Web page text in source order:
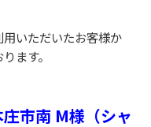
いただいたお客様か
ます。
市南 M様（シャ